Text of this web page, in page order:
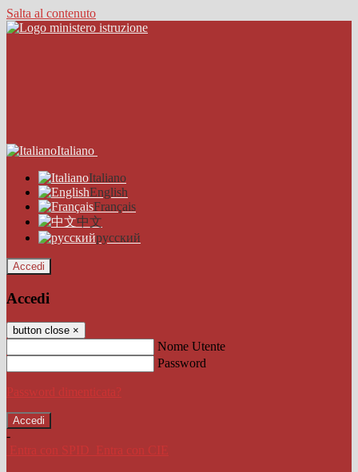
Salta al contenuto
Italiano
Italiano
English
Français
中文
русский
Accedi
Accedi
button close ×
Nome Utente
Password
Password dimenticata?
-
Entra con SPID
Entra con CIE